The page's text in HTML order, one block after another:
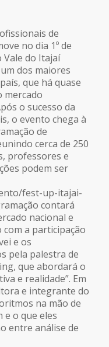
de
no dia 1º de
Vale do Itajaí
dos maiores
que há quase
mercado
o sucesso da
o evento chega à
de
cerca de 250
professores e
podem ser
fest-up-itajai-
contará
nacional e
a participação
e os
pela palestra de
que abordará o
e realidade”. Em
e integrante do
na mão de
e o que eles
entre análise de